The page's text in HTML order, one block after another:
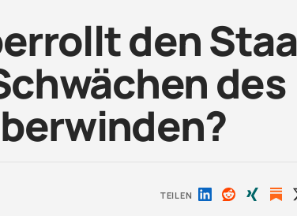
den
des
TEILEN Auf Auf Auf